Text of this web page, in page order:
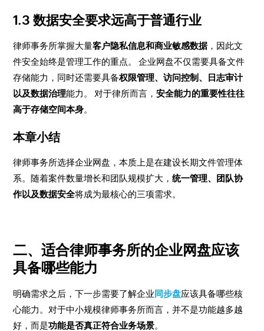
1.3 数据安全要求远高于普通行业
律师事务所掌握大量客户隐私信息和商业敏感数据 ，因此文
件安全始终是管理工作的重点。 企业网盘不仅需要具备文件
存储能力，同时还需要具备权限管理、访问控制、日志审计
以及数据治理能力。 对于律所而言，安全能力的重要性往往
高于存储空间本身。
本章小结
律师事务所选择企业网盘，本质上是在建设长期文件管理体
系。随着案件数量增长和团队规模扩大，统一管理、团队协
作以及数据安全将成为最核心的三项需求。
二、适合律师事务所的企业网盘应该
具备哪些能力
明确需求之后，下一步需要了解企业 同步盘应该具备哪些核
心能力。对于中小规模律师事务所而言，并不是功能越多越
好，而是功能是否真正符合业务场景。